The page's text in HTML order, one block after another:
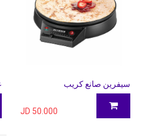
سيفرين صانع كريب
50.000